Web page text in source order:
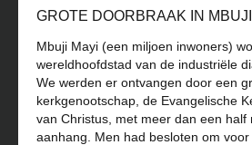
GROTE DOORBRAAK IN
Mbuji Mayi (een miljoen inwoners)
wereldhoofdstad van de industriële
We werden er ontvangen door een
kerkgenootschap, de Evangelische
van Christus, met meer dan een half
aanhang. Men had besloten om